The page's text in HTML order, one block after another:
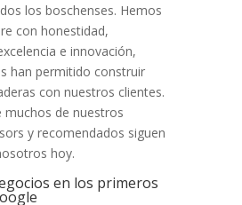
los boschenses. Hemos
con honestidad,
e innovación,
han permitido construir
con nuestros clientes.
muchos de nuestros
y recomendados siguen
hoy.
en los primeros